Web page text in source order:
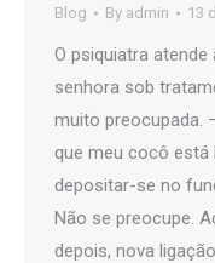
Blog By admin 13
O psiquiatra
senhora sob
muito preocupada.
que meu cocô está
depositar-se no
Não se preocupe.
depois, nova